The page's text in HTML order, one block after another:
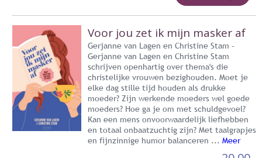
Voor jou zet ik mijn masker af
Gerjanne van Lagen en Christine Stam -
Gerjanne van Lagen en Christine Stam
schrijven openhartig over thema's die
christelijke vrouwen bezighouden. Moet je
elke dag stille tijd houden als drukke
moeder? Zijn werkende moeders wel goede
moeders? Hoe ga je om met schuldgevoel?
Kan een mens onvoorwaardelijk liefhebben
en totaal onbaatzuchtig zijn? Met taalgrapjes
en fijnzinnige humor balanceren ... Meer